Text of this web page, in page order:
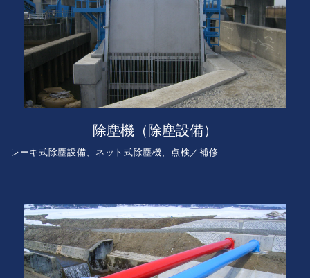
除塵機（除塵設備）
レーキ式除塵設備、ネット式除塵機、点検／補修